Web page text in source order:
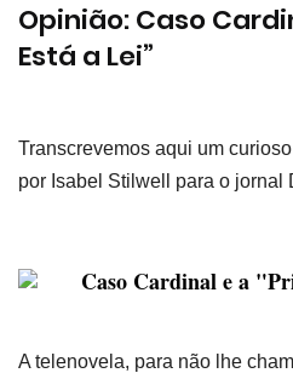
Opinião: Caso
Está a Lei”
Transcrevemos aqui um
por Isabel Stilwell para o jornal
Caso Cardinal e a
A telenovela, para não lhe